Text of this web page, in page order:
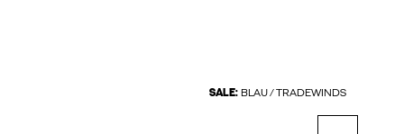
SALE: BLAU / TRADEWINDS